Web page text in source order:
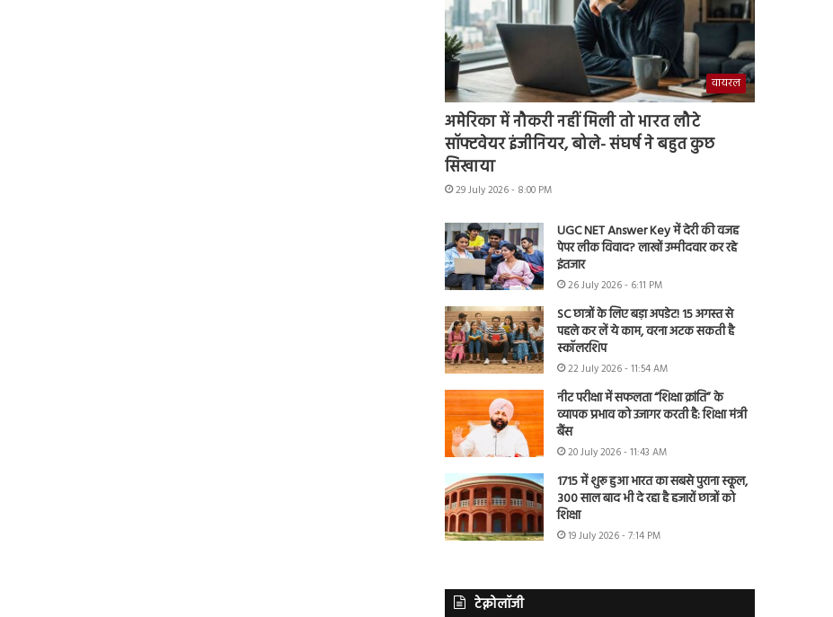
वायरल
अमेरिका में नौकरी नहीं मिली तो भारत लौटे
सॉफ्टवेयर इंजीनियर, बोले- संघर्ष ने बहुत कुछ
सिखाया
29 July 2026 - 8:00 PM
UGC NET Answer Key में देरी की वजह
पेपर लीक विवाद? लाखों उम्मीदवार कर रहे
इंतजार
26 July 2026 - 6:11 PM
SC छात्रों के लिए बड़ा अपडेट! 15 अगस्त से
पहले कर लें ये काम, वरना अटक सकती है
स्कॉलरशिप
22 July 2026 - 11:54 AM
नीट परीक्षा में सफलता “शिक्षा क्रांति” के
व्यापक प्रभाव को उजागर करती है: शिक्षा मंत्री
बैंस
20 July 2026 - 11:43 AM
1715 में शुरू हुआ भारत का सबसे पुराना स्कूल,
300 साल बाद भी दे रहा है हजारों छात्रों को
शिक्षा
19 July 2026 - 7:14 PM
टेक्नोलॉजी